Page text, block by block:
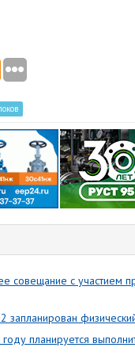
совещание с участием
планируется